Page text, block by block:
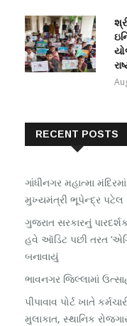
RECENT POSTS
ગાંધીનગર મહાત્મા
મુખ્યમંત્રી ભૂપેન્દ્ર પટેલ
ગુજરાત સરકારનું
હવે ઑડિટ પછી તરત
બનાવાયું
ભાવનગર જિલ્લામાં
પીપાવાવ પોર્ટ ખાતે
મુલાકાત, સ્થાનિક